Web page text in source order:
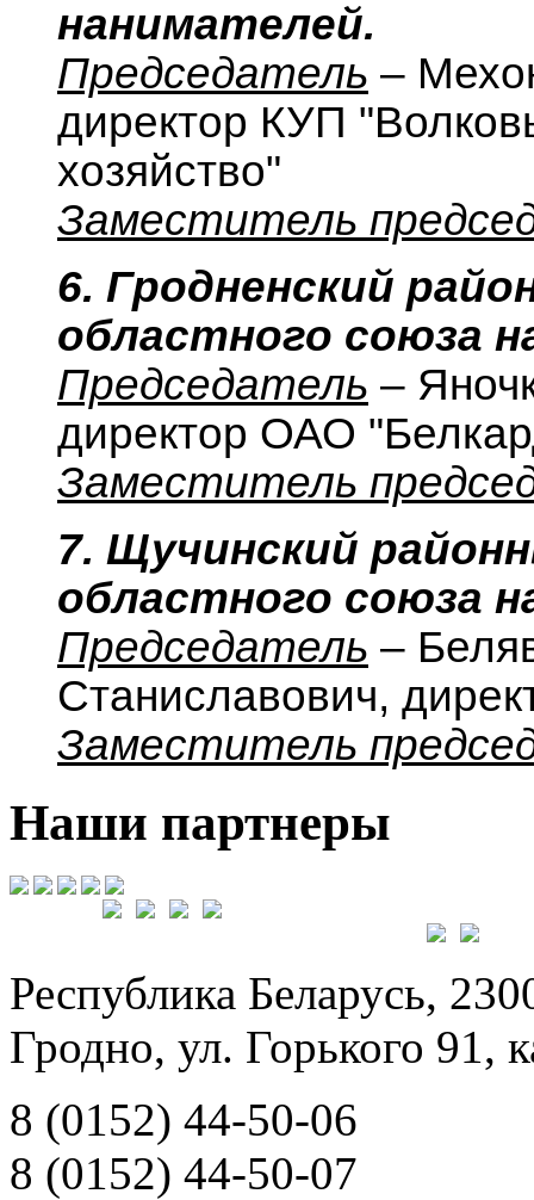
нанимателей.
Председатель –
директор КУП
хозяйство"
Заместитель
6. Гродненский
областного союза
Председатель –
директор ОАО
Заместитель
7. Щучинский
областного союза
Председатель –
Станиславович,
Заместитель
Наши партнеры
Республика Беларусь,
Гродно, ул. Горького 91,
8 (0152) 44-50-06
8 (0152) 44-50-07